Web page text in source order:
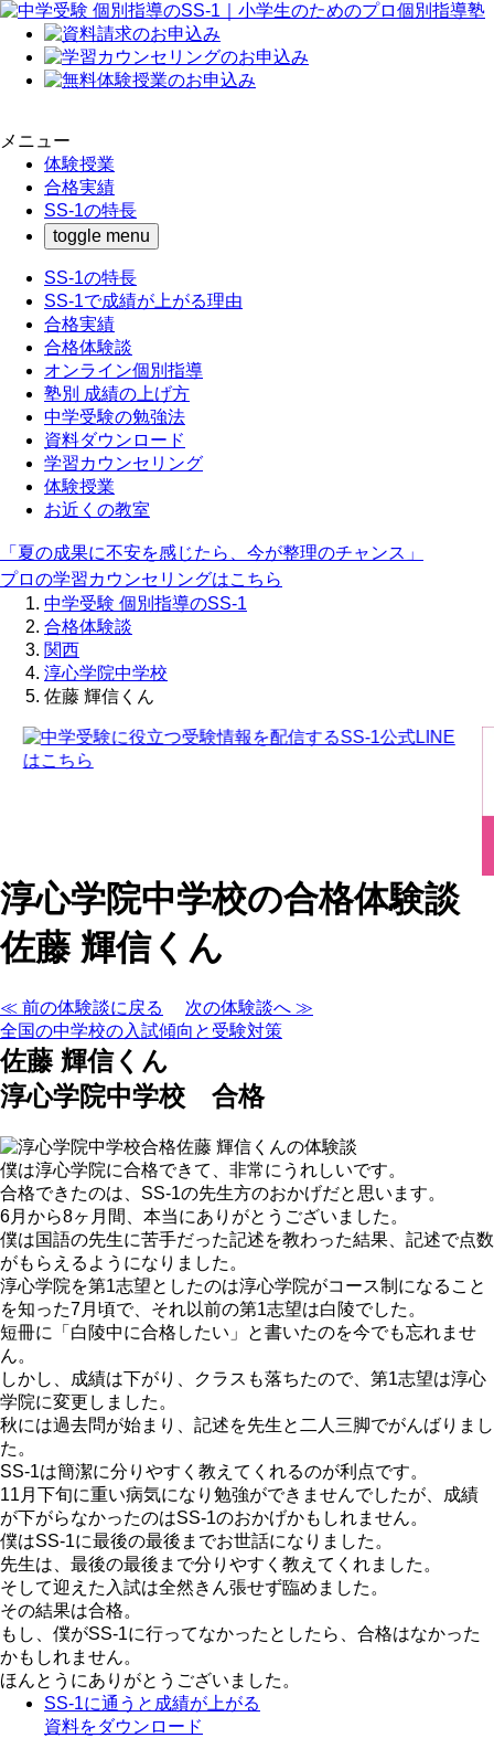
メニュー
体験授業
合格実績
SS-1の特長
toggle menu
SS-1の特長
SS-1で成績が上がる理由
合格実績
合格体験談
オンライン個別指導
塾別 成績の上げ方
中学受験の勉強法
資料ダウンロード
学習カウンセリング
体験授業
お近くの教室
「夏の成果に不安を感じたら、今が整理のチャンス」
プロの学習カウンセリングはこちら
中学受験 個別指導のSS-1
合格体験談
関西
淳心学院中学校
佐藤 輝信くん
淳心学院中学校の合格体験談
佐藤 輝信くん
≪ 前の体験談に戻る
次の体験談へ ≫
全国の中学校の入試傾向と受験対策
佐藤 輝信くん
淳心学院中学校 合格
僕は淳心学院に合格できて、非常にうれしいです。
合格できたのは、SS-1の先生方のおかげだと思います。
6月から8ヶ月間、本当にありがとうございました。
僕は国語の先生に苦手だった記述を教わった結果、記述で点数
がもらえるようになりました。
淳心学院を第1志望としたのは淳心学院がコース制になること
を知った7月頃で、それ以前の第1志望は白陵でした。
短冊に「白陵中に合格したい」と書いたのを今でも忘れませ
ん。
しかし、成績は下がり、クラスも落ちたので、第1志望は淳心
学院に変更しました。
秋には過去問が始まり、記述を先生と二人三脚でがんばりまし
た。
SS-1は簡潔に分りやすく教えてくれるのが利点です。
11月下旬に重い病気になり勉強ができませんでしたが、成績
が下がらなかったのはSS-1のおかげかもしれません。
僕はSS-1に最後の最後までお世話になりました。
先生は、最後の最後まで分りやすく教えてくれました。
そして迎えた入試は全然きん張せず臨めました。
その結果は合格。
もし、僕がSS-1に行ってなかったとしたら、合格はなかった
かもしれません。
ほんとうにありがとうございました。
SS-1に通うと成績が上がる
資料をダウンロード